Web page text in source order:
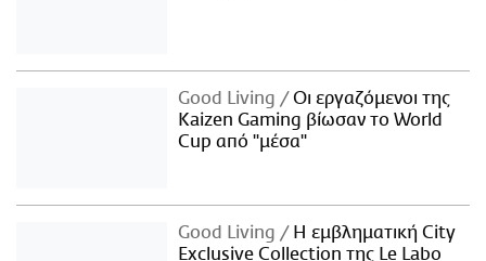
Good Living
Οι εργαζόμενοι της
Kaizen Gaming βίωσαν το World
Cup από "μέσα"
Good Living
Η εμβληματική City
Exclusive Collection της Le Labo